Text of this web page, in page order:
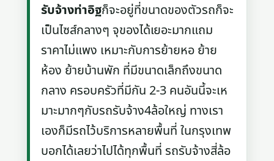
รับจ้างท่าอิฐก็จะอยู่ที่ขนาดของตัวรถก็จะ
เป็นไซส์กลางๆ จุของได้เยอะมากแถม
ราคาไม่แพง เหมาะกับการย้ายหอ ย้าย
ห้อง ย้ายบ้านพัก ที่มีขนาดเล็กถึงขนาด
กลาง ครอบครัวที่มีกัน 2-3 คนอันนี้จะเห
มาะมากๆกับรถรับจ้าง4ล้อใหญ่ ทางเรา
เองก็มีรถไว้บริการหลายพื้นที่ ในกรุงเทพ
บอกได้เลยว่าไปได้ทุกพื้นที่ รถรับจ้างสี่ล้อ